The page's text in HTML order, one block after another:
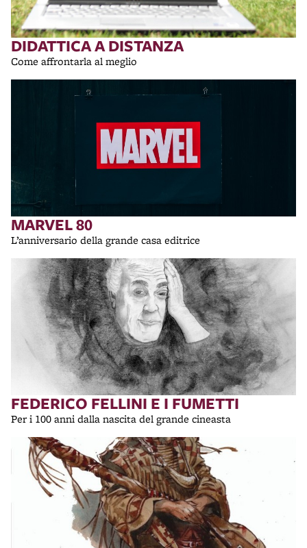
DIDATTICA A DISTANZA
Come affrontarla al meglio
MARVEL 80
L’anniversario della grande casa editrice
FEDERICO FELLINI E I FUMETTI
Per i 100 anni dalla nascita del grande cineasta